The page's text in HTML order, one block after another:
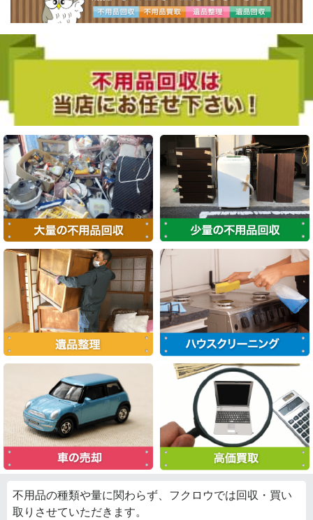
不用品の種類や量に関わらず、フクロウでは回収・買い
取りさせていただきます。